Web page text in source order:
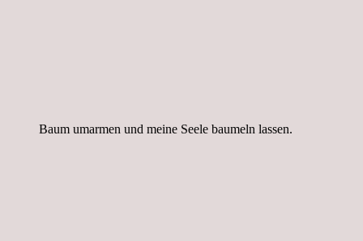
Baum umarmen und meine Seele baumeln lassen.